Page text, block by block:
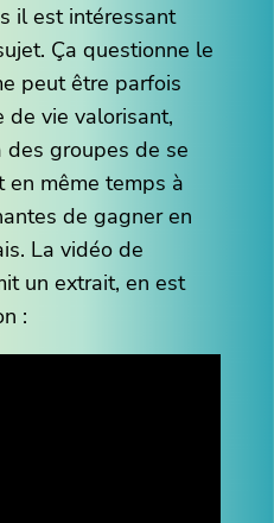
il est intéressant
Ça questionne le
peut être parfois
de vie valorisant,
groupes de se
même temps à
de gagner en
La vidéo de
un extrait, en est
: